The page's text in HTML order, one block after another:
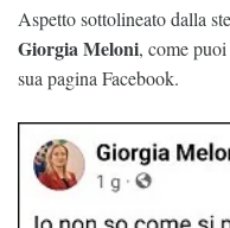
Aspetto sottolineato dalla
Giorgia Meloni, come
sua pagina Facebook.